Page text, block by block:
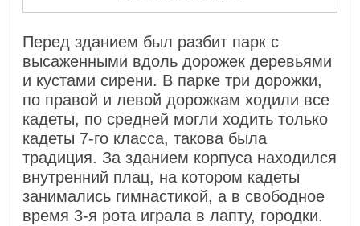
Перед зданием был разбит парк с
высаженными вдоль дорожек деревьями
и кустами сирени. В парке три дорожки,
по правой и левой дорожкам ходили все
кадеты, по средней могли ходить только
кадеты 7-го класса, такова была
традиция. За зданием корпуса находился
внутренний плац, на котором кадеты
занимались гимнастикой, а в свободное
время 3-я рота играла в лапту, городки.